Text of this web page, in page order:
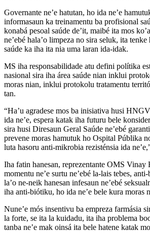
Governante ne’e hatutan, ho ida ne’e
informasaun ka treinamentu ba profisional
konabá pesoal saúde de’it, maibé ita mos
ne’ebé hala’o limpeza no sira seluk, ita
saúde ka iha ita nia uma laran ida-idak.
MS iha responsabilidade atu defini polítika
nasional sira iha área saúde nian inklui
moras nian, inklui protokolu tratamentu
tan.
“Ha’u agradese mos ba inisiativa husi
ida ne’e, espera katak iha futuru bele
sira husi Diresaun Geral Saúde ne’ebé
prevene moras hamutuk ho Ospital Públika
luta hasoru anti-mikrobia rezisténsia ida
Iha fatin hanesan, reprezentante OMS Vinay
momentu ne’e surtu ne’ebé la-lais tebes,
la’o ne-neik hanesan infesaun ne’ebé
iha anti-biótiku, ho ida ne’e bele kura moras
Nune’e mós insentivu ba empreza farmásia
la forte, se ita la kuidadu, ita iha problema
tanba ne’e mak oinsá ita bele hatene katak